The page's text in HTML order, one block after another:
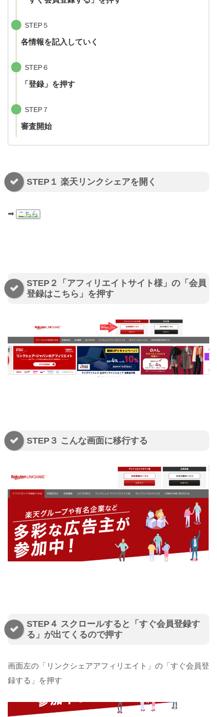
STEP５
各情報を記入していく
STEP６
「登録」を押す
STEP７
審査開始
STEP１ 楽天リンクシェアを開く
➡ こちら
STEP２「アフィリエイトサイト様」の「会員
登録はこちら」を押す
STEP３ こんな画面に移行する
STEP４ スクロールすると「すぐ会員登録す
る」が出てくるので押す
画面左の「リンクシェアアフィリエイト」の「すぐ会員登
録する」を押す